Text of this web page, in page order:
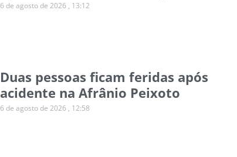
6 de agosto de 2026 13:12
Duas pessoas ficam feridas após
acidente na Afrânio Peixoto
6 de agosto de 2026 12:58